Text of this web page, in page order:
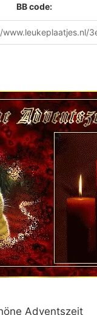
BB code:
Adventszeit